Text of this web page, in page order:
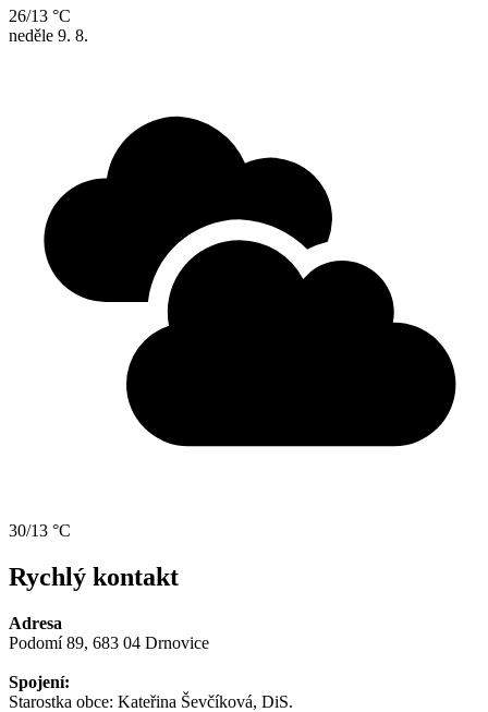
26/13 °C
neděle 9. 8.
30/13 °C
Rychlý kontakt
Adresa
Podomí 89, 683 04 Drnovice
Spojení:
Starostka obce: Kateřina Ševčíková, DiS.